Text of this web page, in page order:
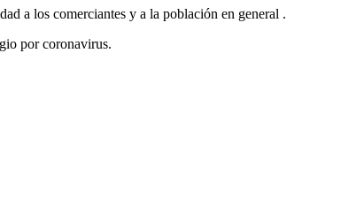
a los comerciantes y a la población en general .
por coronavirus.